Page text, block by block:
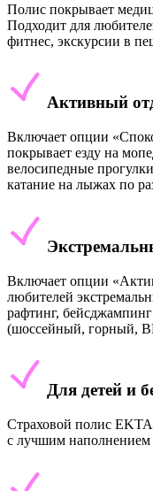
Полис покрывает
Подходит для
фитнес, экскурсии в
Активный
Включает опции
покрывает езду на
велосипедные
катание на лыжах по
Включает опции
любителей
рафтинг,
(шоссейный, горный,
Для детей и
Страховой полис
с лучшим наполнением